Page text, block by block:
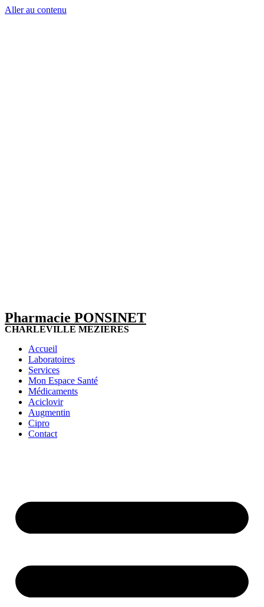
Aller au contenu
Pharmacie PONSINET
CHARLEVILLE MEZIERES
Accueil
Laboratoires
Services
Mon Espace Santé
Médicaments
Aciclovir
Augmentin
Cipro
Contact